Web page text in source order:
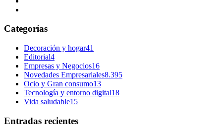
Categorías
Decoración y hogar41
Editorial4
Empresas y Negocios16
Novedades Empresariales8.395
Ocio y Gran consumo13
Tecnología y entorno digital18
Vida saludable15
Entradas recientes